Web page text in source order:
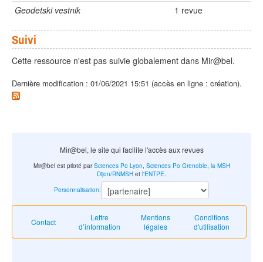
Geodetski vestnik
1 revue
Suivi
Cette ressource n'est pas suivie globalement dans Mir@bel.
Dernière modification : 01/06/2021 15:51 (accès en ligne : création).
Mir@bel, le site qui facilite l'accès aux revues
Contact
Lettre
d’information
Mentions
légales
Conditions
d'utilisation
Mir@bel est piloté parSciences Po Lyon, Sciences Po Grenoble, la MSH
Dijon/RNMSH et l'ENTPE.
Personnalisation: